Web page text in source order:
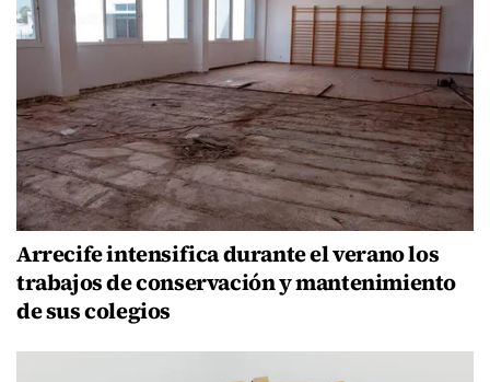
Arrecife intensifica durante el verano los
trabajos de conservación y mantenimiento
de sus colegios